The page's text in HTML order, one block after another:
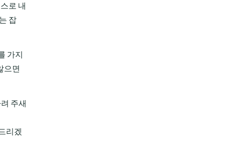
로 내
잡
가지
으면
주새
리겠